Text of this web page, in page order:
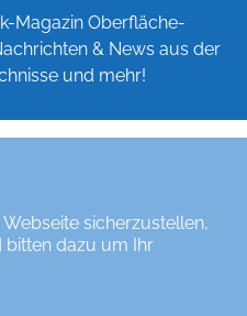
sicherzustellen,
bitten dazu um Ihr
Magazin Oberfläche-
& News aus der
und mehr!
© Oberfläche-Online,
Magazin / the digital